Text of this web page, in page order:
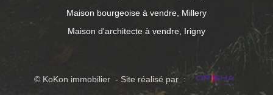
Maison bourgeoise à vendre, Millery
Maison d'architecte à vendre, Irigny
© KoKon immobilier - Site réalisé par :